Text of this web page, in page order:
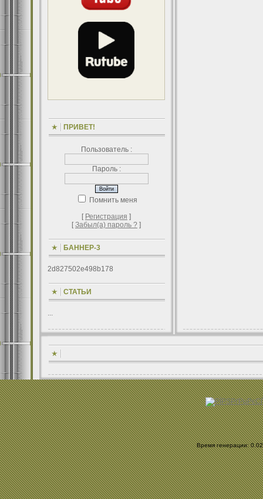
ПРИВЕТ!
Пользователь :
Пароль :
Помнить меня
[ Регистрация ]
[Забыл(а) пароль ? ]
БАННЕР-3
2d827502e498b178
СТАТЬИ
...
Время генерации: